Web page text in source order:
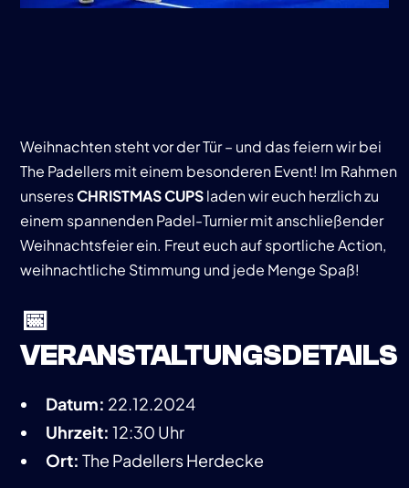
Weihnachten steht vor der Tür – und das feiern wir bei
The Padellers mit einem besonderen Event! Im Rahmen
unseresCHRISTMAS CUPSladen wir euch herzlich zu
einem spannenden Padel-Turnier mit anschließender
Weihnachtsfeier ein. Freut euch auf sportliche Action,
weihnachtliche Stimmung und jede Menge Spaß!
📅
VERANSTALTUNGSDETAILS
Datum: 22.12.2024
Uhrzeit: 12:30 Uhr
Ort: The Padellers Herdecke